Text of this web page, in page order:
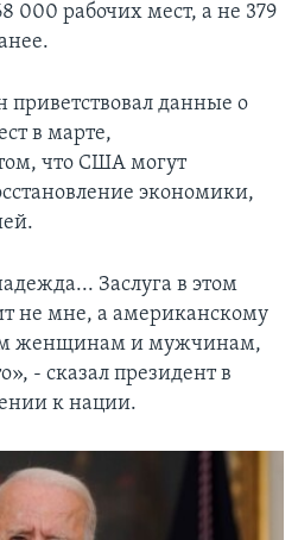
000 рабочих мест, а не 379
данные о
в марте,
что США могут
экономики,
Заслуга в этом
не мне, а американскому
женщинам и мужчинам,
- сказал президент в
к нации.